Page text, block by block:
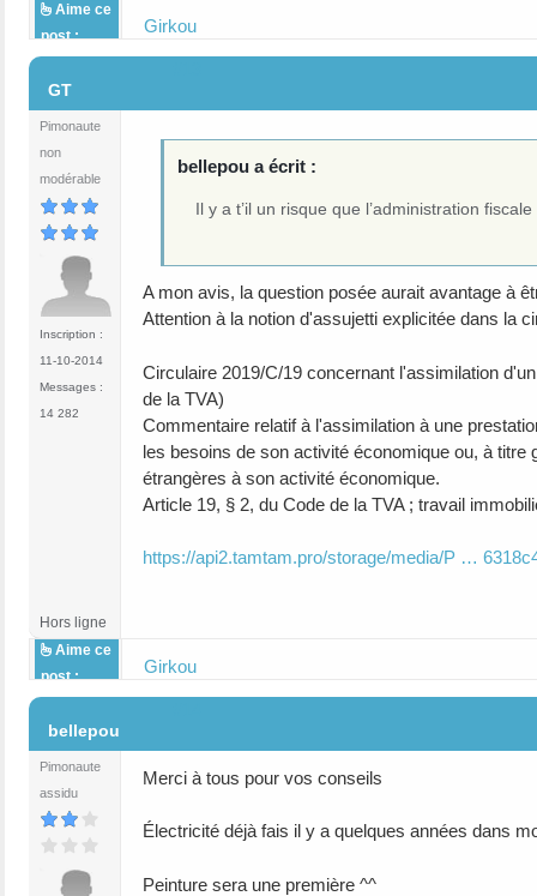
Aime ce
post :
Girkou
GT
Pimonaute
non
modérable
Inscription :
11-10-2014
Messages :
14 282
bellepou a écrit :
Il y a t’il un risque que l’administration
A mon avis, la question posée aurait avantage à
Attention à la notion d'assujetti explicitée dans la
Circulaire 2019/C/19 concernant l'assimilation
de la TVA)
Commentaire relatif à l'assimilation à une
les besoins de son activité économique ou, à
étrangères à son activité économique.
Article 19, § 2, du Code de la TVA ; travail
https://api2.tamtam.pro/storage/media/P …
Hors ligne
Aime ce
post :
Girkou
bellepou
Pimonaute
assidu
Merci à tous pour vos conseils
Électricité déjà fais il y a quelques années dans
Peinture sera une première ^^